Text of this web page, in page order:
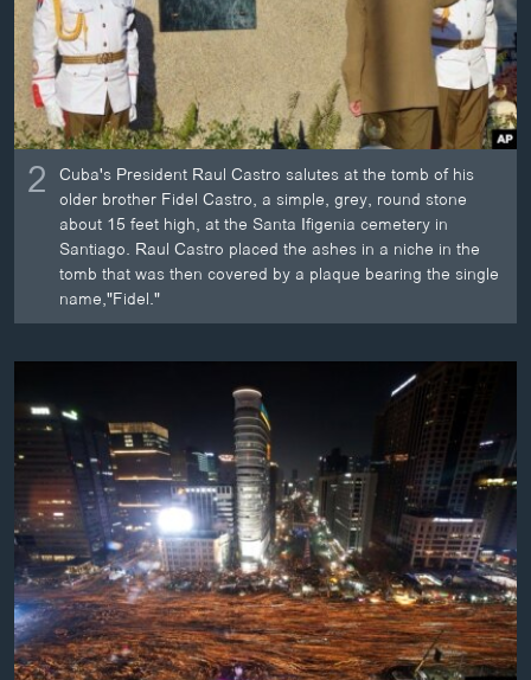
2 Cuba's President Raul Castro salutes at the tomb of his
older brother Fidel Castro, a simple, grey, round stone
about 15 feet high, at the Santa Ifigenia cemetery in
Santiago. Raul Castro placed the ashes in a niche in the
tomb that was then covered by a plaque bearing the single
name,"Fidel."